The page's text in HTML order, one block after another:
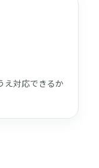
え対応できるか